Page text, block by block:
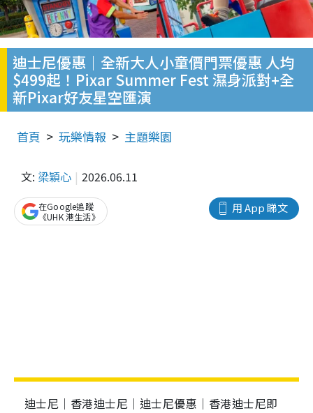
迪士尼優惠｜全新大人小童價門票優惠 人均
$499起！Pixar Summer Fest 濕身派對+全
新Pixar好友星空匯演
首頁 玩樂情報 主題樂園
文: 梁穎心 2026.06.11
用 App 睇文
在Google追蹤
《UHK 港生活》
迪士尼｜香港迪士尼｜迪士尼優惠｜香港迪士尼即